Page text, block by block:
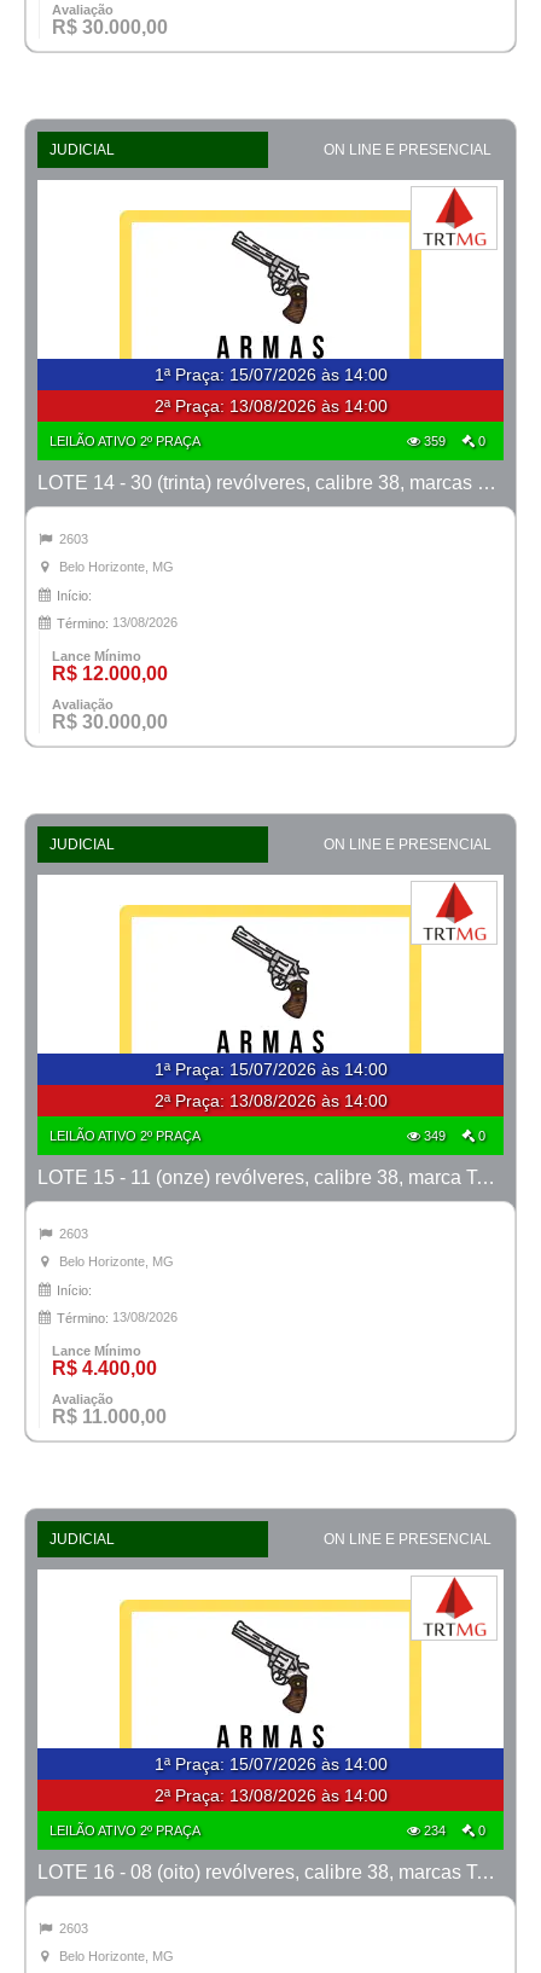
Avaliação
R$ 30.000,00
JUDICIAL ON LINE E PRESENCIAL
1ª Praça: 15/07/2026 às 14:00
2ª Praça: 13/08/2026 às 14:00
LEILÃO ATIVO 2º PRAÇA 359 0
LOTE 14 - 30 (trinta) revólveres, calibre 38, marcas Taurus e Rossi
2603
Belo Horizonte, MG
Início:
Término: 13/08/2026
Lance Mínimo
R$ 12.000,00
Avaliação
R$ 30.000,00
JUDICIAL ON LINE E PRESENCIAL
1ª Praça: 15/07/2026 às 14:00
2ª Praça: 13/08/2026 às 14:00
LEILÃO ATIVO 2º PRAÇA 349 0
LOTE 15 - 11 (onze) revólveres, calibre 38, marca Taurus
2603
Belo Horizonte, MG
Início:
Término: 13/08/2026
Lance Mínimo
R$ 4.400,00
Avaliação
R$ 11.000,00
JUDICIAL ON LINE E PRESENCIAL
1ª Praça: 15/07/2026 às 14:00
2ª Praça: 13/08/2026 às 14:00
LEILÃO ATIVO 2º PRAÇA 234 0
LOTE 16 - 08 (oito) revólveres, calibre 38, marcas Taurus e Rossi
2603
Belo Horizonte, MG